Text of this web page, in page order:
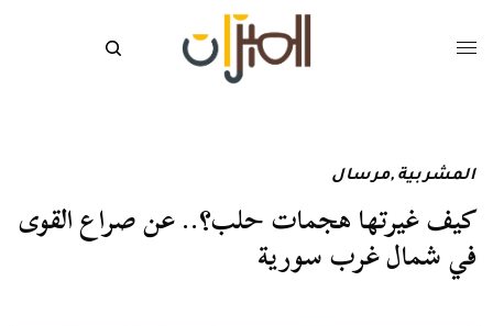
المشربية ,مرسال
كيف غيرتها هجمات حلب؟.. عن صراع القوى
في شمال غرب سورية